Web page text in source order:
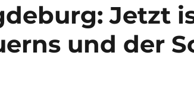
Jetzt
und der